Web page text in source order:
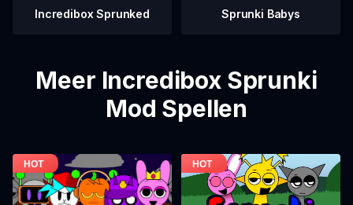
Incredibox Sprunked Sprunki Babys
Meer Incredibox Sprunki
Mod Spellen